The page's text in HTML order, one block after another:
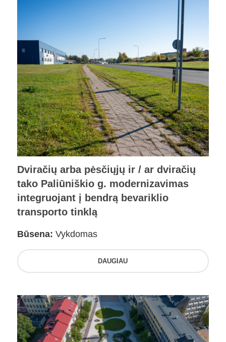
Dviračių arba pėsčiųjų ir / ar dviračių
tako Paliūniškio g. modernizavimas
integruojant į bendrą bevariklio
transporto tinklą
Būsena: Vykdomas
DAUGIAU